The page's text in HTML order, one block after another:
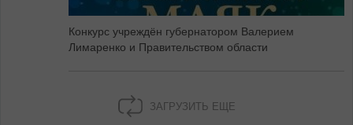
Конкурс учреждён губернатором Валерием
Лимаренко и Правительством области
ЗАГРУЗИТЬ ЕЩЕ